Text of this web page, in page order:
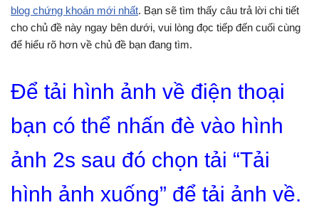
blog chứng khoán mới nhất. Bạn sẽ tìm thấy câu trả lời chi tiết
cho chủ đề này ngay bên dưới, vui lòng đọc tiếp đến cuối cùng
để hiểu rõ hơn về chủ đề bạn đang tìm.
Để tải hình ảnh về điện thoại
bạn có thể nhấn đè vào hình
ảnh 2s sau đó chọn tải “Tải
hình ảnh xuống” để tải ảnh về.